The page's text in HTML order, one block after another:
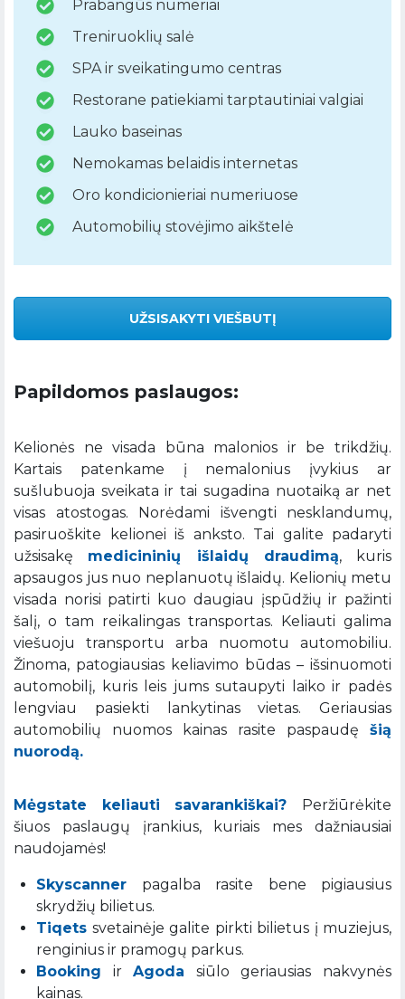
Prabangūs numeriai
Treniruoklių salė
SPA ir sveikatingumo centras
Restorane patiekiami tarptautiniai valgiai
Lauko baseinas
Nemokamas belaidis internetas
Oro kondicionieriai numeriuose
Automobilių stovėjimo aikštelė
UŽSISAKYTI VIEŠBUTĮ
Papildomos paslaugos:
Kelionės ne visada būna malonios ir be trikdžių.
Kartais patenkame į nemalonius įvykius ar
sušlubuoja sveikata ir tai sugadina nuotaiką ar net
visas atostogas. Norėdami išvengti nesklandumų,
pasiruoškite kelionei iš anksto. Tai galite padaryti
užsisakę medicininių išlaidų draudimą, kuris
apsaugos jus nuo neplanuotų išlaidų. Kelionių metu
visada norisi patirti kuo daugiau įspūdžių ir pažinti
šalį, o tam reikalingas transportas. Keliauti galima
viešuoju transportu arba nuomotu automobiliu.
Žinoma, patogiausias keliavimo būdas – išsinuomoti
automobilį, kuris leis jums sutaupyti laiko ir padės
lengviau pasiekti lankytinas vietas. Geriausias
automobilių nuomos kainas rasite paspaudę šią
nuorodą.
Mėgstate keliauti savarankiškai? Peržiūrėkite
šiuos paslaugų įrankius, kuriais mes dažniausiai
naudojamės!
Skyscanner pagalba rasite bene pigiausius
skrydžių bilietus.
Tiqets svetainėje galite pirkti bilietus į muziejus,
renginius ir pramogų parkus.
Booking irAgoda siūlo geriausias nakvynės
kainas.